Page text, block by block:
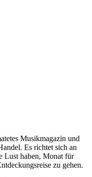
Musikmagazin und
Es richtet sich an
Lust haben, Monat für
zu gehen.